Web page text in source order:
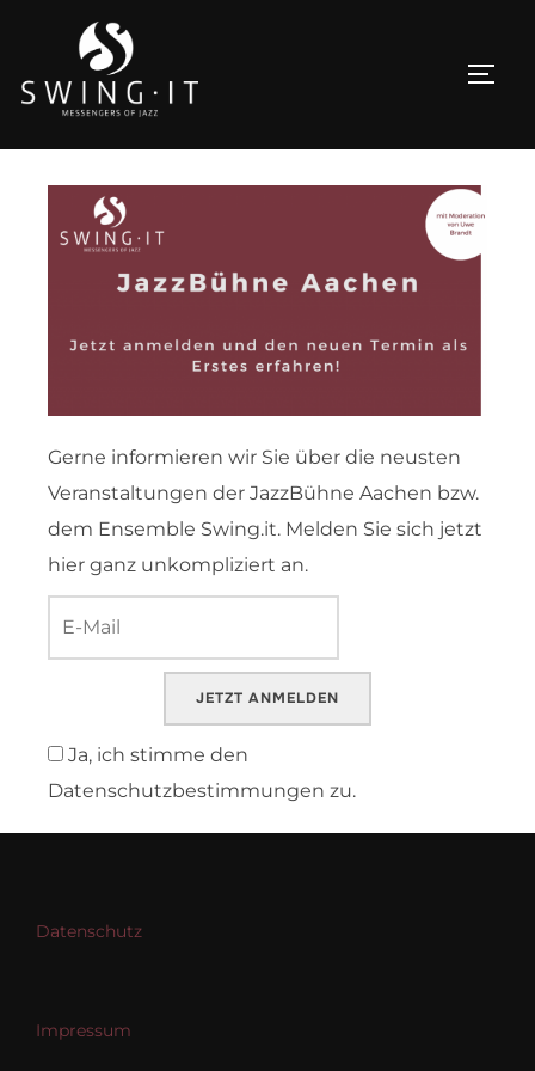
Gerne informieren wir Sie über die neusten
Veranstaltungen der JazzBühne Aachen bzw.
dem Ensemble Swing.it. Melden Sie sich jetzt
hier ganz unkompliziert an.
JETZT ANMELDEN
Ja, ich stimme den
Datenschutzbestimmungen zu.
Datenschutz
Impressum